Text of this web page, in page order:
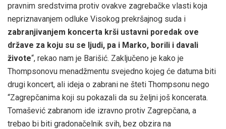
pravnim sredstvima protiv ovakve zagrebačke vlasti koja
nepriznavanjem odluke Visokog prekršajnog suda i
zabranjivanjem koncerta krši ustavni poredak ove
države za koju su se ljudi, pa i Marko, borili i davali
živote“, rekao nam je Barišić. Zaključeno je kako je
Thompsonovu menadžmentu svejedno kojeg će datuma biti
drugi koncert, ali ideja o zabrani ne šteti Thompsonu nego
“Zagrepčanima koji su pokazali da su željni još koncerata.
Tomašević zabranom ide izravno protiv Zagrepčana, a
trebao bi biti gradonačelnik svih, bez obzira na